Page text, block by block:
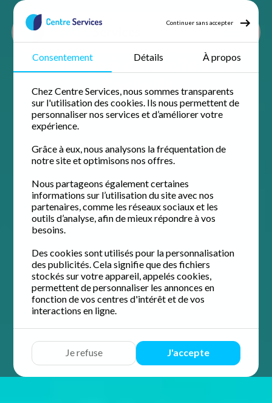
Continuer sans accepter
Consentement Détails À propos
Chez Centre Services, nous sommes transparents
sur l'utilisation des cookies. Ils nous permettent de
personnaliser nos services et d’améliorer votre
expérience.
Grâce à eux, nous analysons la fréquentation de
notre site et optimisons nos offres.
Nous partageons également certaines
informations sur l’utilisation du site avec nos
partenaires, comme les réseaux sociaux et les
outils d’analyse, afin de mieux répondre à vos
besoins.
Des cookies sont utilisés pour la personnalisation
des publicités. Cela signifie que des fichiers
stockés sur votre appareil, appelés cookies,
permettent de personnaliser les annonces en
fonction de vos centres d'intérêt et de vos
interactions en ligne.
Je refuse J'accepte
Ménage à domicile à La
Rochelle